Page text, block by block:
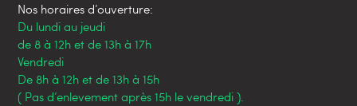
Nos horaires d’ouverture:
Du lundi au jeudi
de 8 à 12h et de 13h à 17h
Vendredi
De 8h à 12h et de 13h à 15h
( Pas d’enlevement après 15h le vendredi ).